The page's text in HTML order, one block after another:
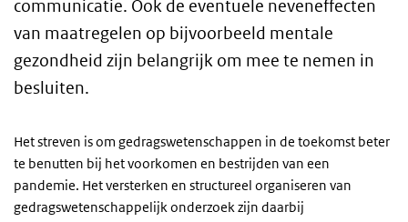
communicatie. Ook de eventuele neveneffecten
van maatregelen op bijvoorbeeld mentale
gezondheid zijn belangrijk om mee te nemen in
besluiten.
Het streven is om gedragswetenschappen in de toekomst beter
te benutten bij het voorkomen en bestrijden van een
pandemie. Het versterken en structureel organiseren van
gedragswetenschappelijk onderzoek zijn daarbij